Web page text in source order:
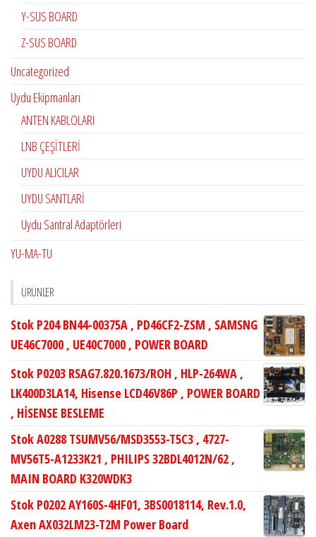
Y-SUS BOARD
Z-SUS BOARD
Uncategorized
Uydu Ekipmanları
ANTEN KABLOLARI
LNB ÇEŞİTLERİ
UYDU ALICILAR
UYDU SANTLARİ
Uydu Santral Adaptörleri
YU-MA-TU
ÜRÜNLER
Stok P204 BN44-00375A , PD46CF2-ZSM , SAMSNG
UE46C7000 , UE40C7000 , POWER BOARD
Stok P0203 RSAG7.820.1673/ROH , HLP-264WA ,
LK400D3LA14, Hisense LCD46V86P , POWER BOARD
, HİSENSE BESLEME
Stok A0288 TSUMV56/MSD3553-T5C3 , 4727-
MV56T5-A1233K21 , PHILIPS 32BDL4012N/62 ,
MAIN BOARD K320WDK3
Stok P0202 AY160S-4HF01, 3BS0018114, Rev.1.0,
Axen AX032LM23-T2M Power Board